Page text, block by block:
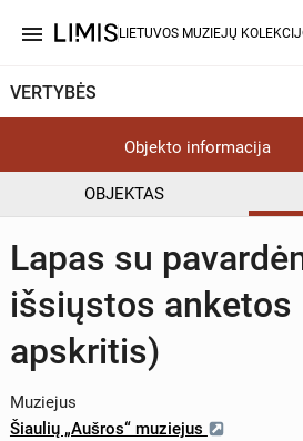
menu LIETUVOS MUZIEJŲ
VERTYBĖS
Objekto informacija
OBJEKTAS
Lapas su
išsiųstos anketos
apskritis)
Muziejus
Šiaulių „Aušros“ muziejus